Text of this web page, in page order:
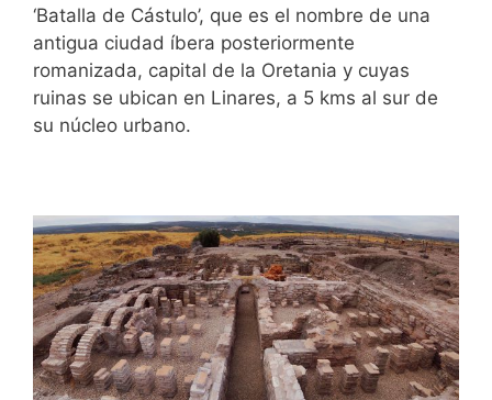
‘Batalla de Cástulo’, que es el nombre de una
antigua ciudad íbera posteriormente
romanizada, capital de la Oretania y cuyas
ruinas se ubican en Linares, a 5 kms al sur de
su núcleo urbano.